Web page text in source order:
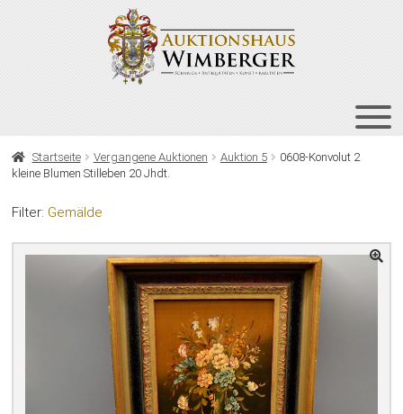
HOME
VERGANGENE AUKTIONEN
NEWSLETTER
Startseite Vergangene Auktionen Auktion 5
0608-Konvolut 2
kleine Blumen Stilleben 20 Jhdt.
Filter: Gemälde